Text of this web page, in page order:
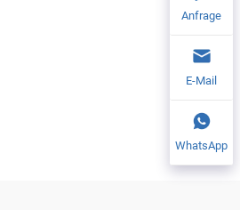
Anfrage
E-Mail
WhatsApp